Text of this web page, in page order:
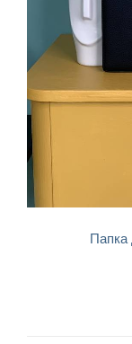
Папка